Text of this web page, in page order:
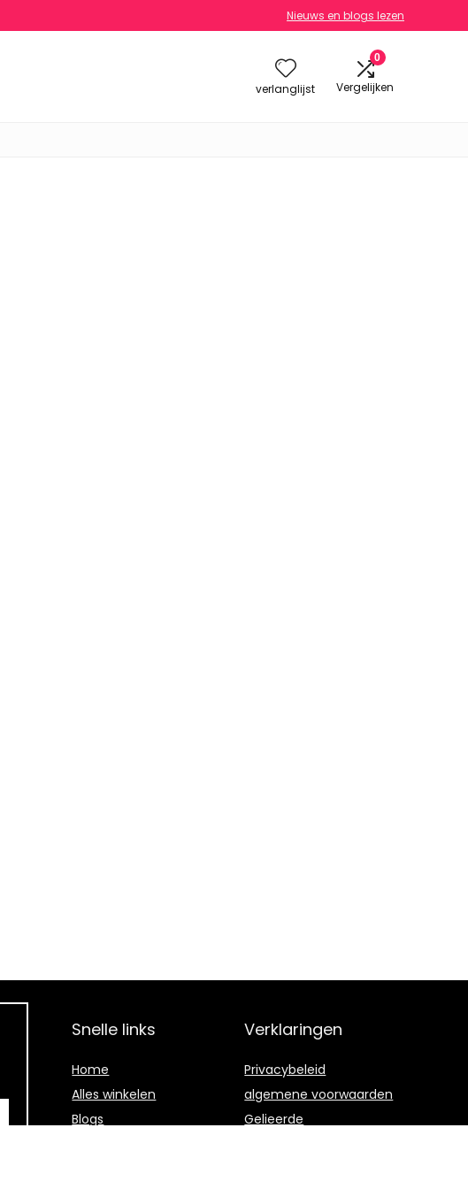
Nieuws en blogs lezen
verlanglijst
0
Vergelijken
Snelle links
Home
Alles winkelen
Blogs
Verklaringen
Privacybeleid
algemene voorwaarden
Gelieerde